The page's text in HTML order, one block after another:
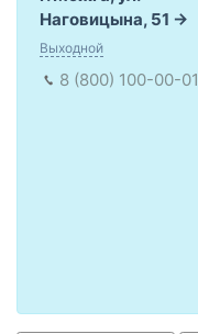
Наговицына, 51
Выходной
8 (800) 100-00-01